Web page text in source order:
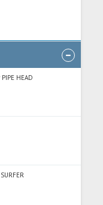
HEAD